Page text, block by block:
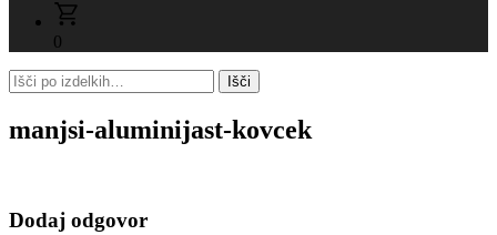
0
manjsi-aluminijast-kovcek
Dodaj odgovor